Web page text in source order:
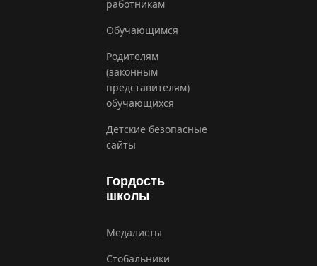
работникам
Обучающимся
Родителям
(законным
представителям)
обучающихся
Детские безопасные
сайты
Гордость
школы
Медалисты
Стобальники